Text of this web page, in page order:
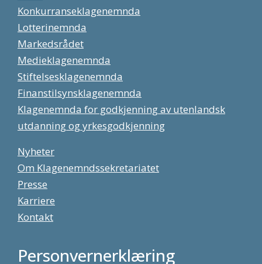
Konkurranseklagenemnda
Lotterinemnda
Markedsrådet
Medieklagenemnda
Stiftelsesklagenemnda
Finanstilsynsklagenemnda
Klagenemnda for godkjenning av utenlandsk
utdanning og yrkesgodkjenning
Nyheter
Om Klagenemndssekretariatet
Presse
Karriere
Kontakt
Personvernerklæring